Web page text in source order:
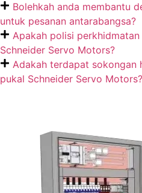
Bolehkah anda membantu
untuk pesanan antarabangsa?
Apakah polisi perkhidmatan
Schneider Servo Motors?
Adakah terdapat sokongan
pukal Schneider Servo Motors?